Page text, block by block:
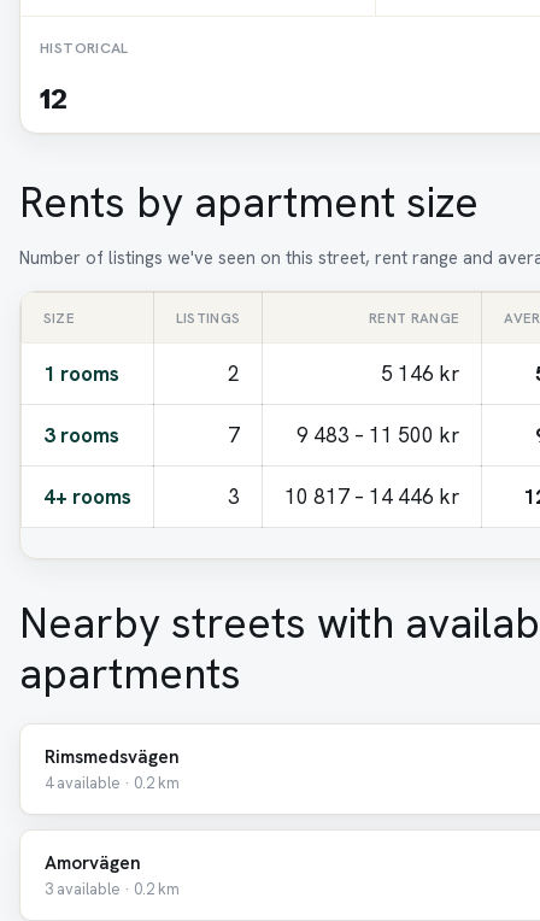
HISTORICAL
12
Rents by apartment size
Number of listings we've seen on this street, rent range and
SIZE LISTINGS RENT RANGE
1 rooms 2 5 146 kr
3 rooms 7 9 483 – 11 500 kr
4+ rooms 3 10 817 – 14 446 kr
Nearby streets with
apartments
Rimsmedsvägen
4 available · 0.2 km
Amorvägen
3 available · 0.2 km